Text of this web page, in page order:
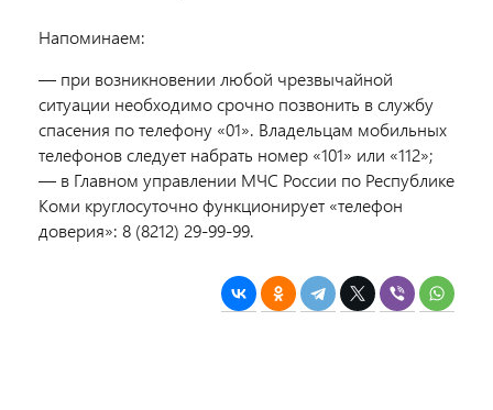
Напоминаем:
— при возникновении любой чрезвычайной
ситуации необходимо срочно позвонить в службу
спасения по телефону «01». Владельцам мобильных
телефонов следует набрать номер «101» или «112»;
— в Главном управлении МЧС России по Республике
Коми круглосуточно функционирует «телефон
доверия»: 8 (8212) 29-99-99.